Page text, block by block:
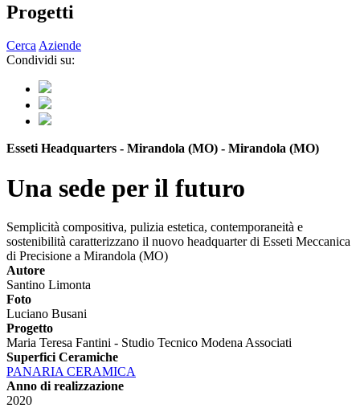
Progetti
CercaAziende
Condividi su:
Esseti Headquarters - Mirandola (MO) - Mirandola (MO)
Una sede per il futuro
Semplicità compositiva, pulizia estetica, contemporaneità e
sostenibilità caratterizzano il nuovo headquarter di Esseti Meccanica
di Precisione a Mirandola (MO)
Autore
Santino Limonta
Foto
Luciano Busani
Progetto
Maria Teresa Fantini - Studio Tecnico Modena Associati
Superfici Ceramiche
PANARIA CERAMICA
Anno di realizzazione
2020